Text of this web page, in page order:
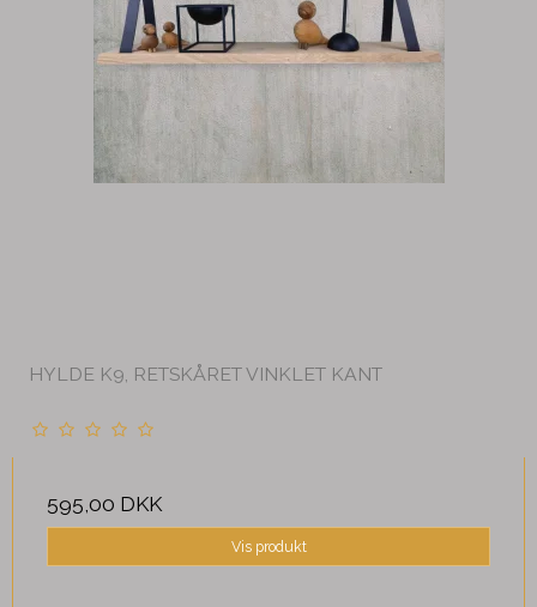
HYLDE K9, RETSKÅRET VINKLET KANT
595,00 DKK
Vis produkt